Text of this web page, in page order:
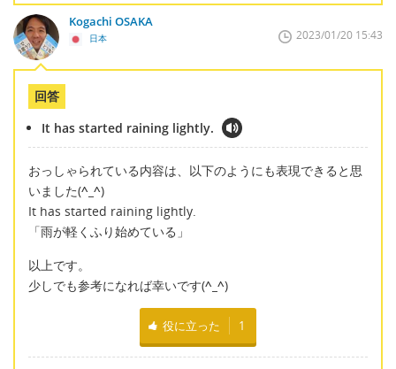
Kogachi OSAKA
日本 2023/01/20 15:43
回答
It has started raining lightly.
おっしゃられている内容は、以下のようにも表現できると思
いました(^_^)
It has started raining lightly.
「雨が軽くふり始めている」
以上です。
少しでも参考になれば幸いです(^_^)
役に立った 1